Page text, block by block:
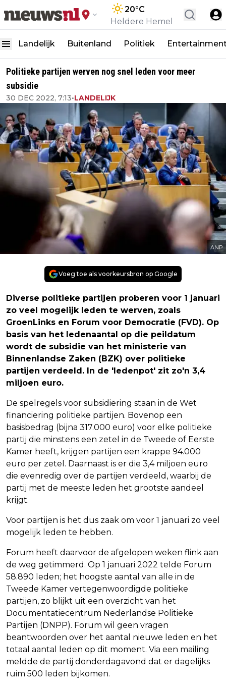
20°C
Heldere Hemel
Landelijk Buitenland Politiek
Politieke partijen werven nog snel leden voor meer
subsidie
30 DEC 2022, 7:13•LANDELIJK
ANP
Voeg toe als voorkeursbron op Google
Diverse politieke partijen proberen voor 1 januari
zo veel mogelijk leden te werven, zoals
GroenLinks en Forum voor Democratie (FVD). Op
basis van het ledenaantal op die peildatum
wordt de subsidie van het ministerie van
Binnenlandse Zaken (BZK) over politieke
partijen verdeeld. In de 'ledenpot' zit zo'n 3,4
miljoen euro.
De spelregels voor subsidiëring staan in de Wet
financiering politieke partijen. Bovenop een
basisbedrag (bijna 317.000 euro) voor elke politieke
partij die minstens een zetel in de Tweede of Eerste
Kamer heeft, krijgen partijen een krappe 94.000
euro per zetel. Daarnaast is er die 3,4 miljoen euro
die evenredig over de partijen verdeeld, waarbij de
partij met de meeste leden het grootste aandeel
krijgt.
Voor partijen is het dus zaak om voor 1 januari zo veel
mogelijk leden te hebben.
Forum heeft daarvoor de afgelopen weken flink aan
de weg getimmerd. Op 1 januari 2022 telde Forum
58.890 leden; het hoogste aantal van alle in de
Tweede Kamer vertegenwoordigde politieke
partijen, zo blijkt uit een overzicht van het
Documentatiecentrum Nederlandse Politieke
Partijen (DNPP). Forum wil geen vragen
beantwoorden over het aantal nieuwe leden en het
totaal aantal leden op dit moment. Via een mailing
meldde de partij donderdagavond dat er dagelijks
ruim 500 leden bijkomen.